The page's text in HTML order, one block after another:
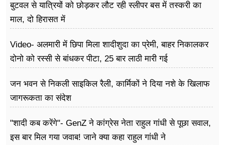
बुटवल से यात्रियों को छोड़कर लौट रही स्लीपर बस में तस्करी का
माल, दो हिरासत में
Video- अलमारी में छिपा मिला शादीशुदा का प्रेमी, बाहर निकालकर
दोनो को रस्सी से बांधकर पीटा, 25 बार लाठी मारी गई
जन भवन से निकली साइकिल रैली, कार्मिकों ने दिया नशे के खिलाफ
जागरूकता का संदेश
"शादी कब करेंगे"- GenZ ने कांग्रेस नेता राहुल गांधी से पूछा सवाल,
इस बार मिल गया जवाब! जाने क्या कहा राहुल गांधी ने